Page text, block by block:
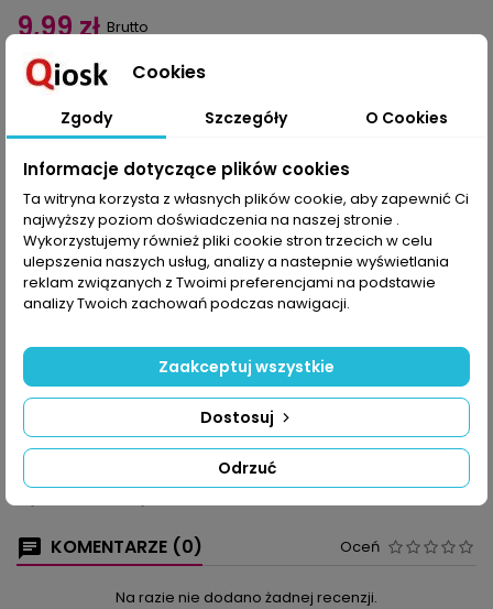
9,99 zł Brutto
Ilość 
OPIS SZCZEGÓŁY PRODUKTU
Dni stają się coraz krótsze, nadchodzi zimowe przesilenie.
Chcemy ten czas dobrze wykorzystać, tworząc rzeczy ładne,
św. Mikołaja okaże się tym wymarzonym.
Zaproście do siebie zimę pięknymi stroikami (aniołek na
obręczy, mikołaj wśród choinek, adwentowy wieniec, śpiące
skrzaty ze sklejki, ozdoby florystyczne). Zróbcie sami kartki
świąteczne, opakowania na podarunki, pomalujcie
własnoręcznie bombki, a gdy gwiazdy pojawią się w oknach, a
na parapetach zabłysną światełka będzie wiadomo, że zaczął
KOMENTARZE (0) Oceń
Na razie nie dodano żadnej recenzji.
Cookies
Zgody Szczegóły O Cookies
Informacje dotyczące plików cookies
Ta witryna korzysta z własnych plików cookie, aby zapewnić Ci
najwyższy poziom doświadczenia na naszej stronie .
Wykorzystujemy również pliki cookie stron trzecich w celu
ulepszenia naszych usług, analizy a nastepnie wyświetlania
reklam związanych z Twoimi preferencjami na podstawie
analizy Twoich zachowań podczas nawigacji.
Odrzuć
Dostosuj
Zaakceptuj wszystkie